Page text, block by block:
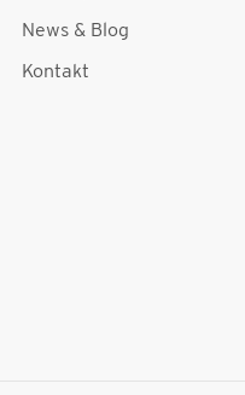
News & Blog
Kontakt